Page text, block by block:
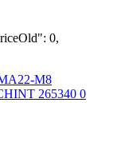
0,